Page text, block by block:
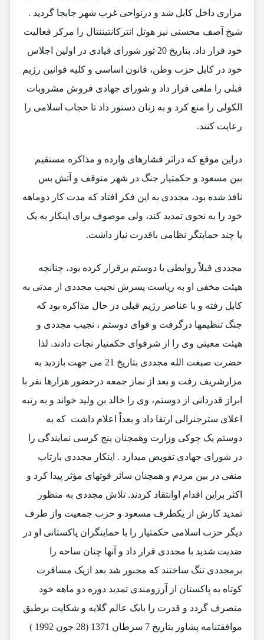
مزاری داخل کابل شد و درنواحی غرب شهر جابجا گردید .
شیخ آصف محسنی نیز هوتل انترکانتیننتال را مرکز فعالیت
خود قرار داد. بتاریخ 20 ثور شورای قیادی در اولین اجلاس
خود در کابل حزب وطن، قانون اساسی و کلیه قوانین رژیم
قبلی را ملغی قرار داد و شورای جهادی فروش مشروبات
الکولی را منع کرد و به زنان دستور داد تا حجاب اسلامی را
رعایت کنند.
دراین موقع که دراثر فشارهای وارده و مذاکره مستقیم
بین مسعود و حکمتیار جنگ در شهر متوقف و آتش بس
نافذ شده بود، مجددی به این فکر افتاد که مدت کار دوماهه
خود را به نحوی تمدید کند، ولی موصوف برای اینکار به یک
یا چند حمایتگر نظامی باقدرت نیاز داشت.
مجددی قبلاً روابطی با دوستم برقرار کرده بود، چنانچه
هیئت مخفی او به ریاست پسرش نجیب مجددی از مدتی به
کابل رفته و با عناصر رژیم قبلی در حال مذاکره بود که
جنگ تنظیمها درگرفت و قوای دوستم ، نجیب مجددی و
هیئت معیتی وی را از شرقوای حکمتیار نجات دادند. لذا
حضرت صبغت الله مجددی بتاریخ 21 می جهت بازدید به
مزارشریف رفت و بعد از نماز جمعه درحضور هزارها نفر با
ابراز قدردانی از دوستم، وی را خالد بن ولید خواند و به رتبه
اعلای سترجنرالی ارتقا داد و بعداً اعلام داشت که به
دوستم یک چوکی وزارت وهمچنان پنج کرسی نمایندگی را
در شورای جهادی تفویض میدارد . اینکار مجددی بازتاب
منفی در بین مردم و همچنان سائر قوتهای مؤثر پیدا کرد و
اکثر براین اقدام اوانتقاد کردند. تلاش مجددی به منظور
تمدید کارش از یکطرف مسعود و حزب جمعیت واز طرف
دیگر حزب اسلامی حکمتیار را با حمایتگران پاکستانی او در
ضدیت شدید با مجددی قرار داد و آنها چنان ساحه را
برمجددی تنگ ساختند که مجبور شد بعد ازیک مسافرت
کوتاه به پاکستان از آرزومندی تمدید دوره دو ماهه خود
منصرف گردد و قدرت را بایک عالم گلایه و شکایت برطبق
موافقتنامه پشاور بتاریخ 7 سرطان 1371 (28 جون 1992 )